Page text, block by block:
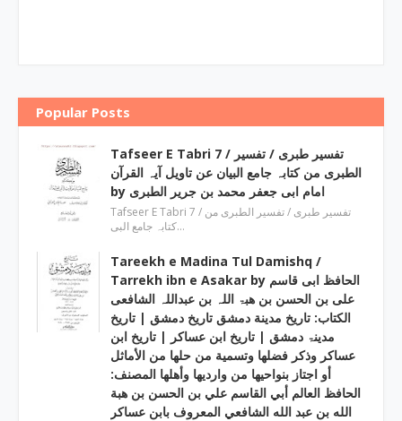
Popular Posts
Tafseer E Tabri 7 / تفسیر طبری / تفسیر
الطبری من کتابہ جامع البیان عن تاویل آیہ القرآن
by امام ابی جعفر محمد بن جریر الطبری
Tafseer E Tabri 7 / تفسیر طبری / تفسیر الطبری من
کتابہ جامع البی…
Tareekh e Madina Tul Damishq /
Tarrekh ibn e Asakar by الحافظ ابی قاسم
علی بن الحسن بن ھبۃ اللہ بن عبداللہ الشافعی
الكتاب: تاريخ مدينة دمشق تاريخ دمشق | تاریخ
مدینۃ دمشق | تاریخ ابن عساکر | تاريخ ابن
عساكر وذكر فضلها وتسمية من حلها من الأماثل
أو اجتاز بنواحيها من وارديها وأهلها المصنف:
الحافظ العالم أبي القاسم علي بن الحسن بن هبة
الله بن عبد الله الشافعي المعروف بابن عساكر